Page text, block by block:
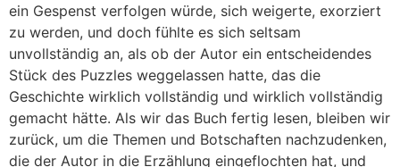
ein Gespenst verfolgen würde, sich weigerte, exorziert
zu werden, und doch fühlte es sich seltsam
unvollständig an, als ob der Autor ein entscheidendes
Stück des Puzzles weggelassen hatte, das die
Geschichte wirklich vollständig und wirklich vollständig
gemacht hätte. Als wir das Buch fertig lesen, bleiben wir
zurück, um die Themen und Botschaften nachzudenken,
die der Autor in die Erzählung eingeflochten hat, und